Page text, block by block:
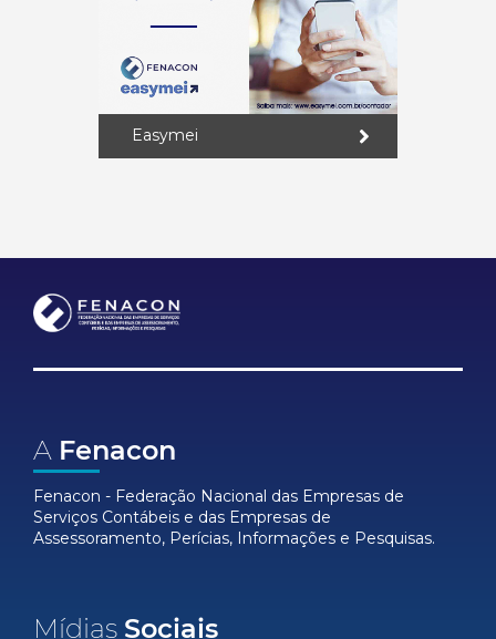
Easymei
A Fenacon
Fenacon - Federação Nacional das Empresas de
Serviços Contábeis e das Empresas de
Assessoramento, Perícias, Informações e Pesquisas.
Mídias Sociais